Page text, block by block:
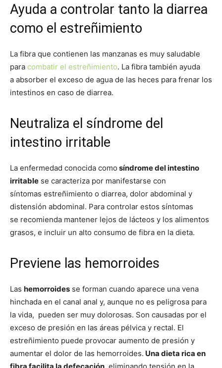
Ayuda a controlar tanto la diarrea
como el estreñimiento
La fibra que contienen las manzanas es muy saludable
para combatir el estreñimiento. La fibra también ayuda
a absorber el exceso de agua de las heces para frenar los
intestinos en caso de diarrea.
Neutraliza el síndrome del
intestino irritable
La enfermedad conocida como síndrome del intestino
irritable se caracteriza por manifestarse con
síntomas estreñimiento o diarrea, dolor abdominal y
distensión abdominal. Para controlar estos síntomas
se recomienda mantener lejos de lácteos y los alimentos
grasos, e incluir un alto consumo de fibra en la dieta.
Previene las hemorroides
Las hemorroides se forman cuando aparece una vena
hinchada en el canal anal y, aunque no es peligrosa para
la vida, pueden ser muy dolorosas. Son causadas por el
exceso de presión en las áreas pélvica y rectal. El
estreñimiento puede provocar aumento de presión y
aumentar el dolor de las hemorroides. Una dieta rica en